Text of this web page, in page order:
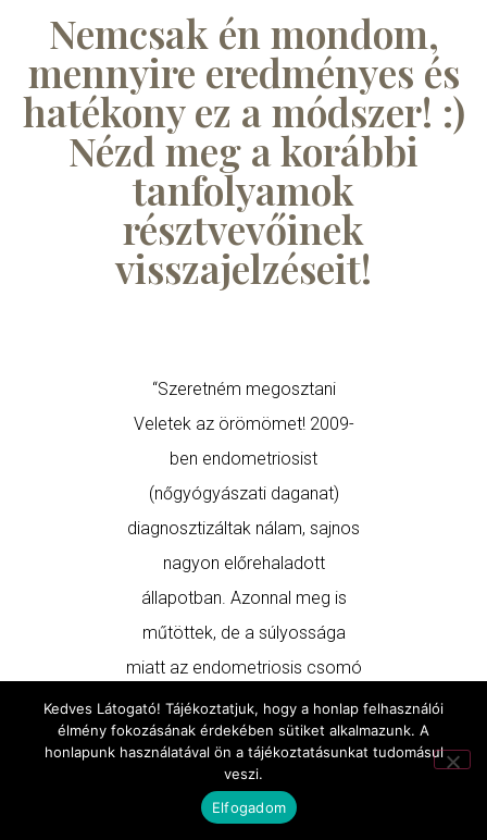
Nemcsak én mondom,
mennyire eredményes és
hatékony ez a módszer! :)
Nézd meg a korábbi
tanfolyamok
résztvevőinek
visszajelzéseit!
“Szeretném megosztani
Veletek az örömömet! 2009-
ben endometriosist
(nőgyógyászati daganat)
diagnosztizáltak nálam, sajnos
nagyon előrehaladott
állapotban. Azonnal meg is
műtöttek, de a súlyossága
miatt az endometriosis csomó
50%-át tudták csak eltávolítani,
mert a többi rész összenőtt a
méhemmel és a beleimmel.
Azóta (7 éve) folyamatos
Kedves Látogató! Tájékoztatjuk, hogy a honlap felhasználói
élmény fokozásának érdekében sütiket alkalmazunk. A
honlapunk használatával ön a tájékoztatásunkat tudomásul
veszi.
Elfogadom